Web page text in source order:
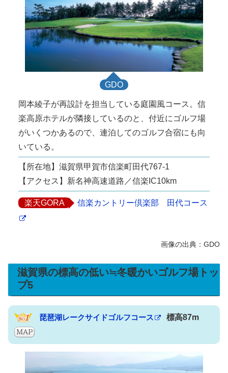
GDO
岡本綾子が再設計を担当している庭園風コース。信
楽高原ホテルが隣接しているのと、付近にゴルフ場
がいくつかあるので、連泊してのゴルフ合宿にも向
いている。
【所在地】滋賀県甲賀市信楽町田代767-1
【アクセス】新名神高速道路／信楽IC10km
楽天GORA 信楽カントリー倶楽部 田代コース
滋賀県の標高の低い≒冬暖かいゴルフ場トッ
プ5
琵琶湖レークサイドゴルフコース 標高87m